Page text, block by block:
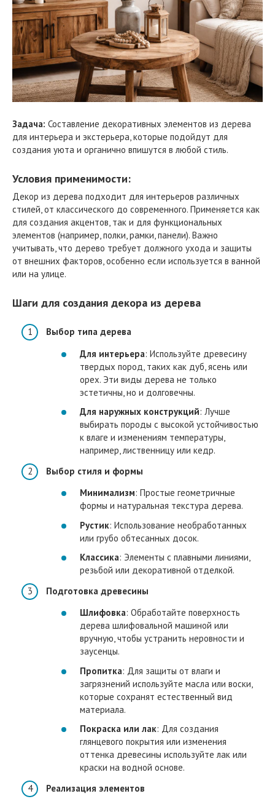
Задача: Составление декоративных элементов из дерева
для интерьера и экстерьера, которые подойдут для
создания уюта и органично впишутся в любой стиль.
Условия применимости:
Декор из дерева подходит для интерьеров различных
стилей, от классического до современного. Применяется как
для создания акцентов, так и для функциональных
элементов (например, полки, рамки, панели). Важно
учитывать, что дерево требует должного ухода и защиты
от внешних факторов, особенно если используется в ванной
или на улице.
Шаги для создания декора из дерева
Выбор типа дерева
Для интерьера: Используйте древесину
твердых пород, таких как дуб, ясень или
орех. Эти виды дерева не только
эстетичны, но и долговечны.
Для наружных конструкций: Лучше
выбирать породы с высокой устойчивостью
к влаге и изменениям температуры,
например, лиственницу или кедр.
Выбор стиля и формы
Минимализм: Простые геометричные
формы и натуральная текстура дерева.
Рустик: Использование необработанных
или грубо обтесанных досок.
Классика: Элементы с плавными линиями,
резьбой или декоративной отделкой.
Подготовка древесины
Шлифовка: Обработайте поверхность
дерева шлифовальной машиной или
вручную, чтобы устранить неровности и
заусенцы.
Пропитка: Для защиты от влаги и
загрязнений используйте масла или воски,
которые сохранят естественный вид
материала.
Покраска или лак: Для создания
глянцевого покрытия или изменения
оттенка древесины используйте лак или
краски на водной основе.
Реализация элементов